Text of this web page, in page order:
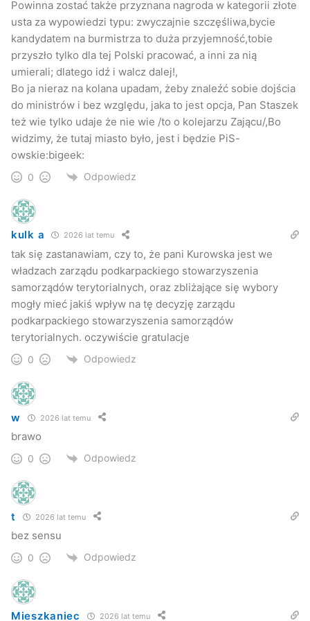
starosta ropczycko-sędziszowski,Jan Zuba burmistrz
Kolbuszowej,Józef Fedanwójt Gminy Trzebownisko.
kk/UM
Jaslonet.pl
Powinna zostać także przyznana nagroda w kategorii złote
usta za wypowiedzi typu: zwyczajnie szczęśliwa,bycie
kandydatem na burmistrza to duża przyjemność,tobie
przyszło tylko dla tej Polski pracować, a inni za nią
umierali; dlatego idź i walcz dalej!,
Bo ja nieraz na kolana upadam, żeby znaleźć sobie dojścia
do ministrów i bez względu, jaka to jest opcja, Pan Staszek
też wie tylko udaje że nie wie /to o kolejarzu Zającu/,Bo
widzimy, że tutaj miasto było, jest i będzie PiS-
owskie:bigeek:
0 Odpowiedz
kulk a 2026 lat temu
tak się zastanawiam, czy to, że pani Kurowska jest we
władzach zarządu podkarpackiego stowarzyszenia
samorządów terytorialnych, oraz zbliżające się wybory
mogły mieć jakiś wpływ na tę decyzję zarządu
podkarpackiego stowarzyszenia samorządów
terytorialnych. oczywiście gratulacje
0 Odpowiedz
w 2026 lat temu
brawo
0 Odpowiedz
t 2026 lat temu
bez sensu
0 Odpowiedz
Mieszkaniec 2026 lat temu